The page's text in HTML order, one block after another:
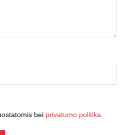
bei privatumo politika